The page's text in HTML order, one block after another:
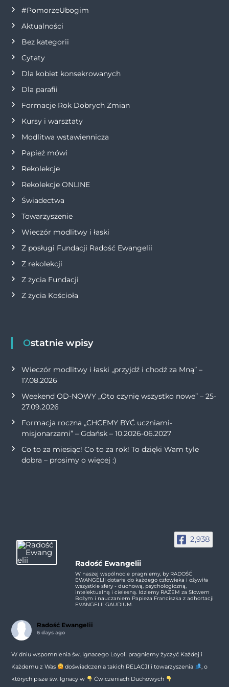
c
j
a
w
p
i
s
u
#PomorzeUbogim
Aktualności
Bez kategorii
Cytaty
Dla kobiet konsekrowanych
Dla parafii
Formacje Rok Dobrych Zmian
Kursy i warsztaty
Modlitwa wstawiennicza
Papież mówi
Rekolekcje
Rekolekcje ONLINE
Świadectwa
Towarzyszenie
Wieczór modlitwy i łaski
Z posługi Fundacji Radość Ewangelii
Z rekolekcji
Z życia Fundacji
Z życia Kościoła
Ostatnie wpisy
Wieczór modlitwy i łaski „przyjdź i chodź za Mną” –
17.08.2026
Weekend OD-NOWY „Oto czynię wszystko nowe” – 25-
27.09.2026
Formacja roczna „CHCEMY BYĆ uczniami-
misjonarzami” – Gdańsk – 10.2026-06.2027
Co to za miesiąc! Co to za rok! To dzięki Wam tyle
dobra – prosimy o więcej :)
2,938
Radość Ewangelii
W naszej wspólnocie pragniemy, by RADOŚĆ
EWANGELII dotarła do każdego człowieka i ożywiła
wszystkie sfery - duchową, psychologiczną,
intelektualną i cielesną. Idziemy RAZEM za Słowem
Bożym i nauczaniem Papieża Franciszka z adhortacji
EVANGELII GAUDIUM.
Radość Ewangelii
6 days ago
W dniu wspomnienia św. Ignacego Loyoli pragniemy życzyć Każdej i
Każdemu z Was
doświadczenia takich RELACJI i towarzyszenia
, o
których pisze św. Ignacy w
Ćwiczeniach Duchowych